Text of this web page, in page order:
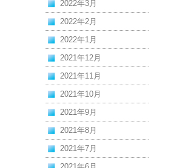
2022年3月
2022年2月
2022年1月
2021年12月
2021年11月
2021年10月
2021年9月
2021年8月
2021年7月